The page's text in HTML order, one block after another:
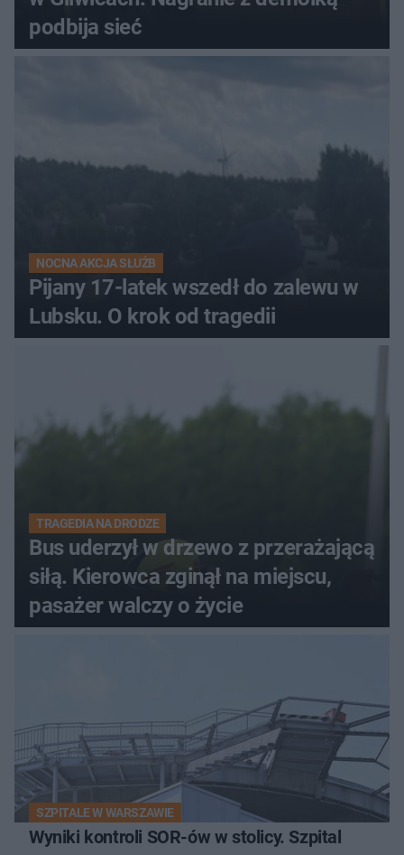
podbija sieć
NOCNA AKCJA SŁUŻB
Pijany 17-latek wszedł do zalewu w
Lubsku. O krok od tragedii
TRAGEDIA NA DRODZE
Bus uderzył w drzewo z przerażającą
siłą. Kierowca zginął na miejscu,
pasażer walczy o życie
SZPITALE W WARSZAWIE
Wyniki kontroli SOR-ów w stolicy. Szpital